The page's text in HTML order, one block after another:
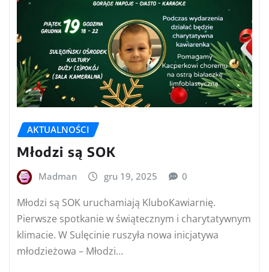
AKTUALNOŚCI
Młodzi są SOK
Madman gru 19, 2025 0
Młodzi są SOK uruchamiają KluboKawiarnię.
Pierwsze spotkanie w świątecznym i charytatywnym
klimacie. W Sulęcinie ruszyła nowa inicjatywa
młodzieżowa – Młodzi…